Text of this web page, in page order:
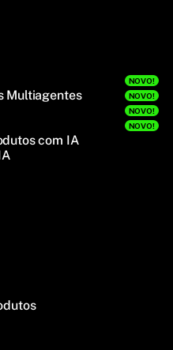
NOVO!
Multiagentes NOVO!
NOVO!
NOVO!
com IA